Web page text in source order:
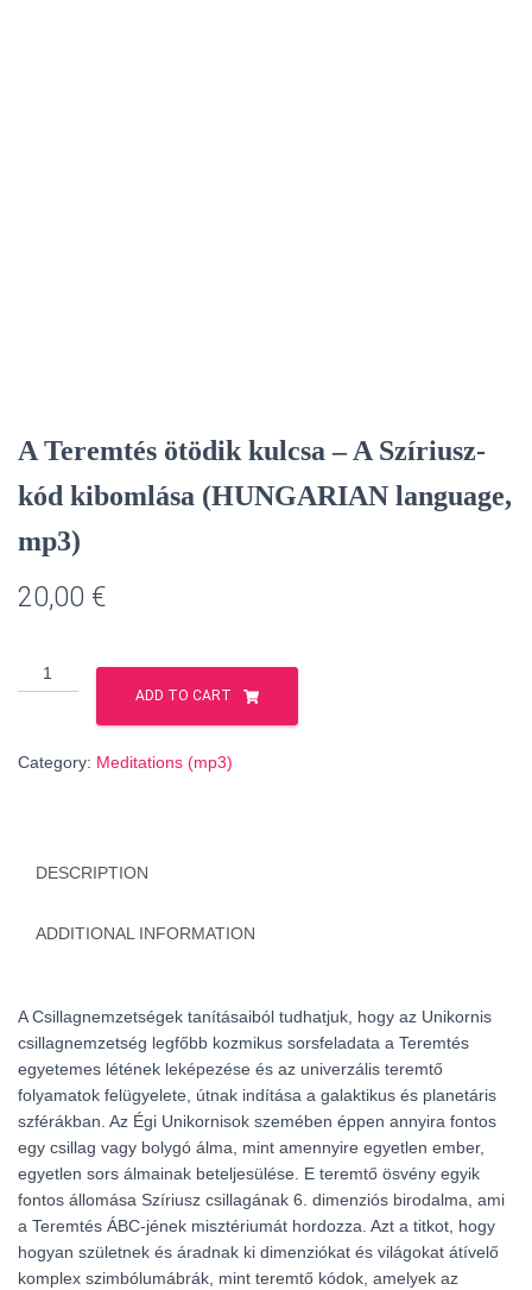
A Teremtés ötödik kulcsa – A Szíriusz-
kód kibomlása (HUNGARIAN language,
mp3)
20,00 €
Teremtés
–
kibomlása
language,
ADD TO CART
Category: Meditations (mp3)
DESCRIPTION
ADDITIONAL INFORMATION
A Csillagnemzetségek tanításaiból tudhatjuk, hogy az Unikornis
csillagnemzetség legfőbb kozmikus sorsfeladata a Teremtés
egyetemes létének leképezése és az univerzális teremtő
folyamatok felügyelete, útnak indítása a galaktikus és planetáris
szférákban. Az Égi Unikornisok szemében éppen annyira fontos
egy csillag vagy bolygó álma, mint amennyire egyetlen ember,
egyetlen sors álmainak beteljesülése. E teremtő ösvény egyik
fontos állomása Szíriusz csillagának 6. dimenziós birodalma, ami
a Teremtés ÁBC-jének misztériumát hordozza. Azt a titkot, hogy
hogyan születnek és áradnak ki dimenziókat és világokat átívelő
komplex szimbólumábrák, mint teremtő kódok, amelyek az